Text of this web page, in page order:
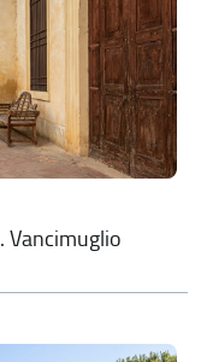
Vancimuglio